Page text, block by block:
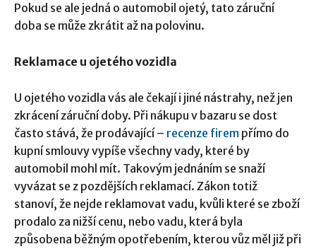
Pokud se ale jedná o automobil ojetý, tato záruční
doba se může zkrátit až na polovinu.
Reklamace u ojetého vozidla
U ojetého vozidla vás ale čekají i jiné nástrahy, než jen
zkrácení záruční doby. Při nákupu v bazaru se dost
často stává, že prodávající – recenze firem přímo do
kupní smlouvy vypíše všechny vady, které by
automobil mohl mít. Takovým jednáním se snaží
vyvázat se z pozdějších reklamací. Zákon totiž
stanoví, že nejde reklamovat vadu, kvůli které se zboží
prodalo za nižší cenu, nebo vadu, která byla
způsobena běžným opotřebením, kterou vůz měl již při